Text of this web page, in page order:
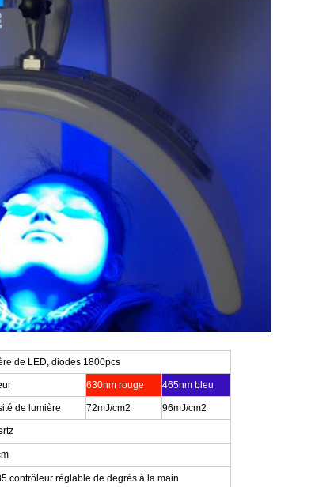
de LED, diodes 1800pcs
630nm rouge 465nm bleu
de lumière 72mJ/cm2 96mJ/cm2
contrôleur réglable de degrés à la main